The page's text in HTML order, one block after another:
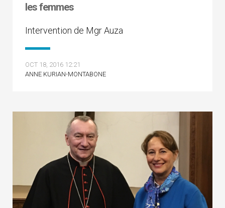
les femmes
Intervention de Mgr Auza
OCT 18, 2016 12:21
ANNE KURIAN-MONTABONE